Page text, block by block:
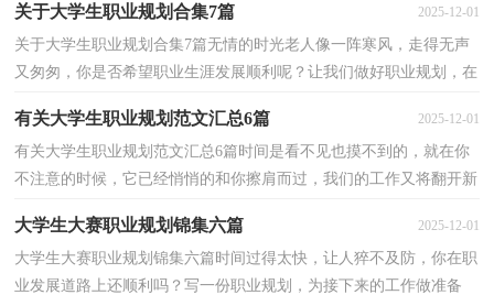
关于大学生职业规划合集7篇 2025-12-01
关于大学生职业规划合集7篇无情的时光老人像一阵寒风，走得无声
又匆匆，你是否希望职业生涯发展顺利呢？让我们做好职业规划，在
有关大学生职业规划范文汇总6篇 2025-12-01
有关大学生职业规划范文汇总6篇时间是看不见也摸不到的，就在你
不注意的时候，它已经悄悄的和你擦肩而过，我们的工作又将翻开新
大学生大赛职业规划锦集六篇 2025-12-01
大学生大赛职业规划锦集六篇时间过得太快，让人猝不及防，你在职
业发展道路上还顺利吗？写一份职业规划，为接下来的工作做准备